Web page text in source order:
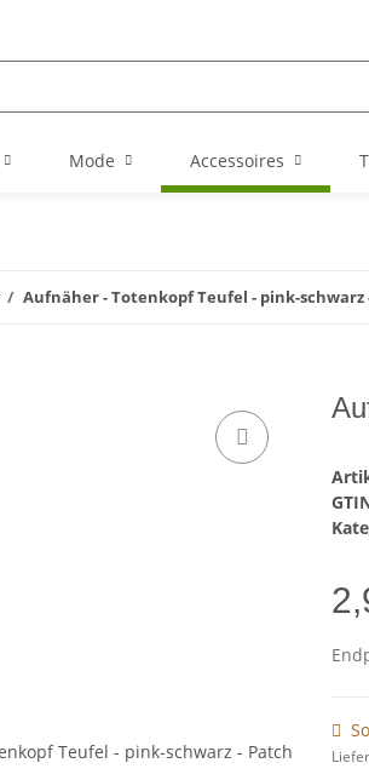
Mode Accessoires
Aufnäher - Totenkopf Teufel - pink-schwarz